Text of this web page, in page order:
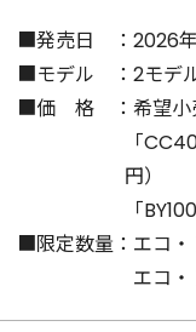
■発売日 ： 2026
■モデル ： 2モデ
■価 格 ： 希望
「
円）
「
■限定数量： エコ
エコ